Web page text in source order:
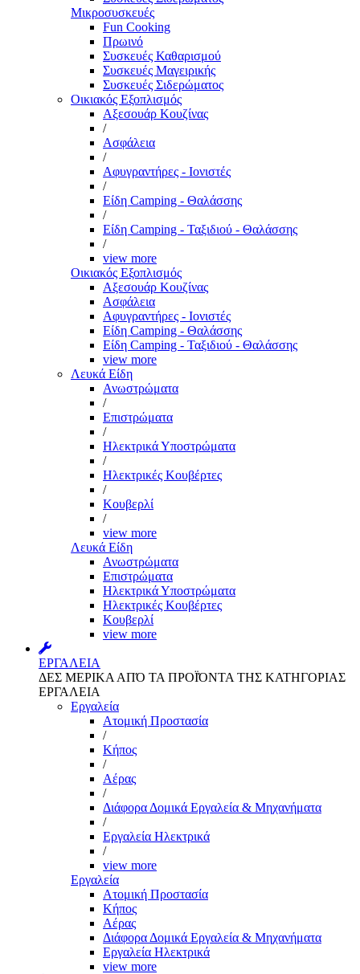
Μικροσυσκευές
Fun Cooking
Πρωινό
Συσκευές Καθαρισμού
Συσκευές Μαγειρικής
Συσκευές Σιδερώματος
Οικιακός Εξοπλισμός
Αξεσουάρ Κουζίνας
/
Ασφάλεια
/
Αφυγραντήρες - Ιονιστές
/
Είδη Camping - Θαλάσσης
/
Είδη Camping - Ταξιδιού - Θαλάσσης
/
view more
Οικιακός Εξοπλισμός
Αξεσουάρ Κουζίνας
Ασφάλεια
Αφυγραντήρες - Ιονιστές
Είδη Camping - Θαλάσσης
Είδη Camping - Ταξιδιού - Θαλάσσης
view more
Λευκά Είδη
Ανωστρώματα
/
Επιστρώματα
/
Ηλεκτρικά Υποστρώματα
/
Ηλεκτρικές Κουβέρτες
/
Κουβερλί
/
view more
Λευκά Είδη
Ανωστρώματα
Επιστρώματα
Ηλεκτρικά Υποστρώματα
Ηλεκτρικές Κουβέρτες
Κουβερλί
view more
ΕΡΓΑΛΕΙΑ
ΔΕΣ ΜΕΡΙΚΑ ΑΠΌ ΤΑ ΠΡΟΪΌΝΤΑ ΤΗΣ ΚΑΤΗΓΟΡΙΑΣ
ΕΡΓΑΛΕΙΑ
Εργαλεία
Aτομική Προστασία
/
Kήπος
/
Αέρας
/
Διάφορα Δομικά Εργαλεία & Μηχανήματα
/
Εργαλεία Ηλεκτρικά
/
view more
Εργαλεία
Aτομική Προστασία
Kήπος
Αέρας
Διάφορα Δομικά Εργαλεία & Μηχανήματα
Εργαλεία Ηλεκτρικά
view more